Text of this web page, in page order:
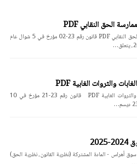
قانون رقم 23-02 يتعلق بممارسة الحق النقابي PDF قانون رقم 23-02 مؤرخ في 5 شوال عام
قانون رقم 23-21 يتعلق بالغابات والثروات الغابية PDF قانون رقم 23-21 مؤرخ في 10
- المادة المشتركة (نظرية القانون، نظرية الحق)